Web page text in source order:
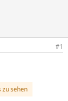
#1
zu sehen